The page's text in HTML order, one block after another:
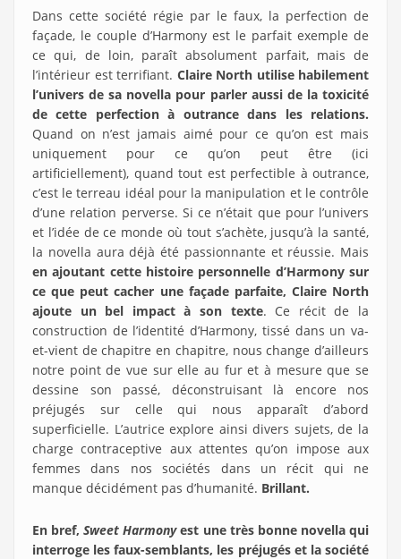
Dans cette société régie par le faux, la perfection de
façade, le couple d’Harmony est le parfait exemple de
ce qui, de loin, paraît absolument parfait, mais de
l’intérieur est terrifiant. Claire North utilise habilement
l’univers de sa novella pour parler aussi de la toxicité
de cette perfection à outrance dans les relations.
Quand on n’est jamais aimé pour ce qu’on est mais
uniquement pour ce qu’on peut être (ici
artificiellement), quand tout est perfectible à outrance,
c’est le terreau idéal pour la manipulation et le contrôle
d’une relation perverse. Si ce n’était que pour l’univers
et l’idée de ce monde où tout s’achète, jusqu’à la santé,
la novella aura déjà été passionnante et réussie. Mais
en ajoutant cette histoire personnelle d’Harmony sur
ce que peut cacher une façade parfaite, Claire North
ajoute un bel impact à son texte. Ce récit de la
construction de l’identité d’Harmony, tissé dans un va-
et-vient de chapitre en chapitre, nous change d’ailleurs
notre point de vue sur elle au fur et à mesure que se
dessine son passé, déconstruisant là encore nos
préjugés sur celle qui nous apparaît d’abord
superficielle. L’autrice explore ainsi divers sujets, de la
charge contraceptive aux attentes qu’on impose aux
femmes dans nos sociétés dans un récit qui ne
manque décidément pas d’humanité. Brillant.
En bref,Sweet Harmonyest une très bonne novella qui
interroge les faux-semblants, les préjugés et la société